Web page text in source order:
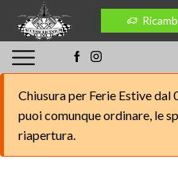
Go shop
Chiusura per Ferie Estive
puoi comunque ordinare, le
riapertura.